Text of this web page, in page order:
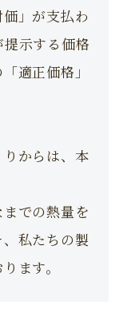
」が支払わ
示する価格
適正価格」
からは、本
での熱量を
私たちの製
ます。